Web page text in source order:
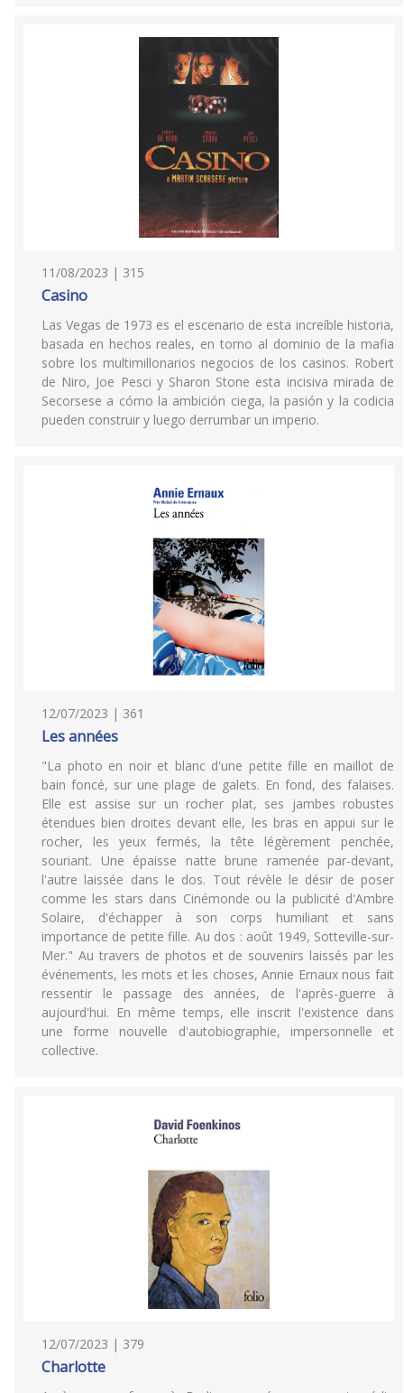
11/08/2023 | 315
Casino
Las Vegas de 1973 es el escenario de esta increíble historia,
basada en hechos reales, en torno al dominio de la mafia
sobre los multimillonarios negocios de los casinos. Robert
de Niro, Joe Pesci y Sharon Stone esta incisiva mirada de
Secorsese a cómo la ambición ciega, la pasión y la codicia
pueden construir y luego derrumbar un imperio.
12/07/2023 | 361
Les années
"La photo en noir et blanc d'une petite fille en maillot de
bain foncé, sur une plage de galets. En fond, des falaises.
Elle est assise sur un rocher plat, ses jambes robustes
étendues bien droites devant elle, les bras en appui sur le
rocher, les yeux fermés, la tête légèrement penchée,
souriant. Une épaisse natte brune ramenée par-devant,
l'autre laissée dans le dos. Tout révèle le désir de poser
comme les stars dans Cinémonde ou la publicité d'Ambre
Solaire, d'échapper à son corps humiliant et sans
importance de petite fille. Au dos : août 1949, Sotteville-sur-
Mer." Au travers de photos et de souvenirs laissés par les
événements, les mots et les choses, Annie Ernaux nous fait
ressentir le passage des années, de l'après-guerre à
aujourd'hui. En même temps, elle inscrit l'existence dans
une forme nouvelle d'autobiographie, impersonnelle et
collective.
12/07/2023 | 379
Charlotte